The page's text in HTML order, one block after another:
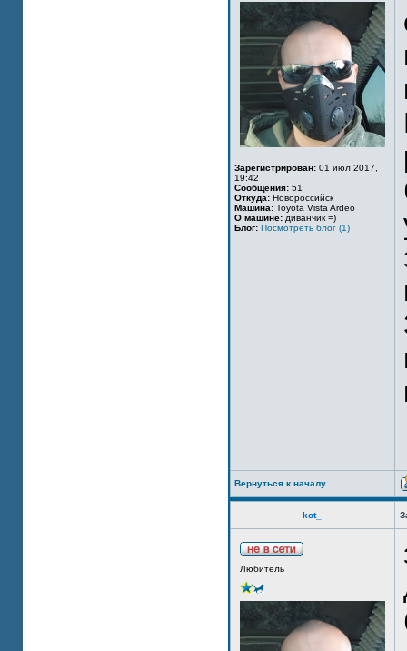
Зарегистрирован: 01 июл 2017,
19:42
Сообщения: 51
Откуда: Новороссийск
Машина: Toyota Vista Ardeo
О машине: диванчик =)
Блог: Посмотреть блог (1)
Вернуться к началу
kot_
Любитель